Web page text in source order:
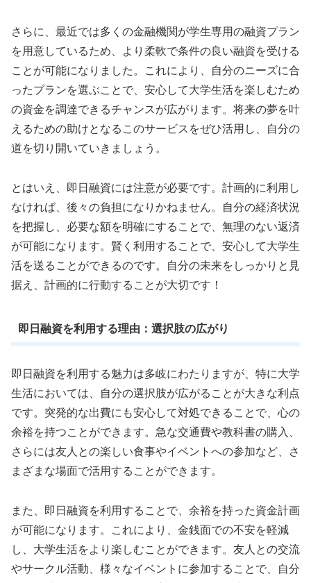
さらに、最近では多くの金融機関が学生専用の融資プラン
を用意しているため、より柔軟で条件の良い融資を受ける
ことが可能になりました。これにより、自分のニーズに合
ったプランを選ぶことで、安心して大学生活を楽しむため
の資金を調達できるチャンスが広がります。将来の夢を叶
えるための助けとなるこのサービスをぜひ活用し、自分の
道を切り開いていきましょう。
とはいえ、即日融資には注意が必要です。計画的に利用し
なければ、後々の負担になりかねません。自分の経済状況
を把握し、必要な額を明確にすることで、無理のない返済
が可能になります。賢く利用することで、安心して大学生
活を送ることができるのです。自分の未来をしっかりと見
据え、計画的に行動することが大切です！
即日融資を利用する理由：選択肢の広がり
即日融資を利用する魅力は多岐にわたりますが、特に大学
生活においては、自分の選択肢が広がることが大きな利点
です。突発的な出費にも安心して対処できることで、心の
余裕を持つことができます。急な交通費や教科書の購入、
さらには友人との楽しい食事やイベントへの参加など、さ
まざまな場面で活用することができます。
また、即日融資を利用することで、余裕を持った資金計画
が可能になります。これにより、金銭面での不安を軽減
し、大学生活をより楽しむことができます。友人との交流
やサークル活動、様々なイベントに参加することで、自分